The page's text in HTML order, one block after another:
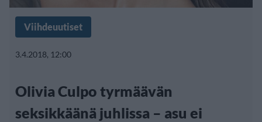
Viihdeuutiset
3.4.2018, 12:00
Olivia Culpo tyrmäävän
seksikkäänä juhlissa – asu ei